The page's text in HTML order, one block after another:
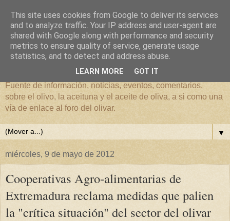
El mundo del Olivar
Fuente de información, noticias, eventos, comentarios,
sobre el olivo, la aceituna y el aceite de oliva, a si como una
vía de enlace al foro del olivar.
▼
miércoles, 9 de mayo de 2012
Cooperativas Agro-alimentarias de
Extremadura reclama medidas que palien
la "crítica situación" del sector del olivar
This site uses cookies from Google to deliver its services
and to analyze traffic. Your IP address and user-agent are
shared with Google along with performance and security
metrics to ensure quality of service, generate usage
statistics, and to detect and address abuse.
LEARN MORE GOT IT